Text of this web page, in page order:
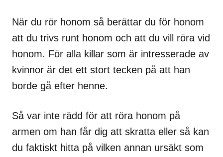
När du rör honom så berättar du för honom
att du trivs runt honom och att du vill röra vid
honom. För alla killar som är intresserade av
kvinnor är det ett stort tecken på att han
borde gå efter henne.
Så var inte rädd för att röra honom på
armen om han får dig att skratta eller så kan
du faktiskt hitta på vilken annan ursäkt som